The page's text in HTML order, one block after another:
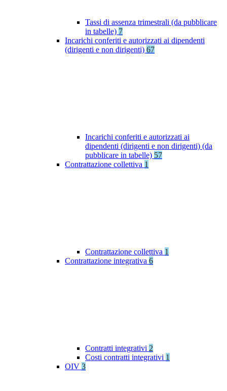
Tassi di assenza trimestrali (da pubblicare
in tabelle) 7
Incarichi conferiti e autorizzati ai dipendenti
(dirigenti e non dirigenti) 67
Incarichi conferiti e autorizzati ai
dipendenti (dirigenti e non dirigenti) (da
pubblicare in tabelle) 57
Contrattazione collettiva 1
Contrattazione collettiva 1
Contrattazione integrativa 6
Contratti integrativi 2
Costi contratti integrativi 1
OIV 3